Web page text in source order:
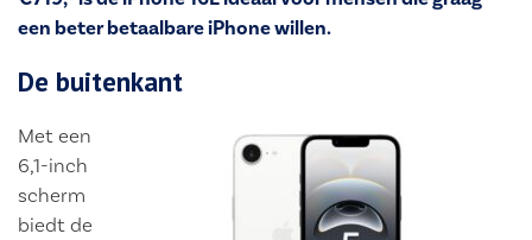
een beter betaalbare iPhone willen.
De buitenkant
Met een
6,1-inch
scherm
biedt de